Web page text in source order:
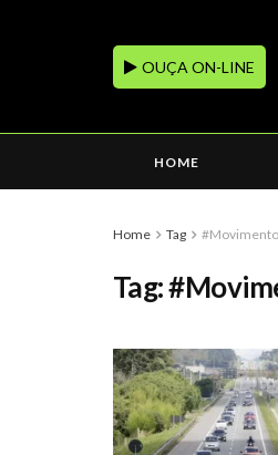
OUÇA ON-LINE
HOME
Home Tag #Movimento
Tag: